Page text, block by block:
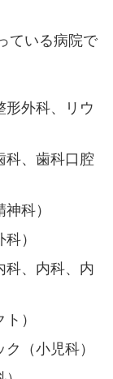
ている病院で
形外科、リウ
科、歯科口腔
科）
）
科、内科、内
）
（小児科）